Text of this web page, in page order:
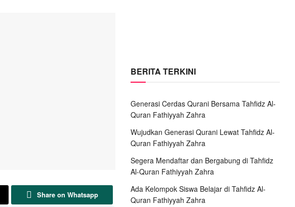
Share on Whatsapp
BERITA TERKINI
Generasi Cerdas Qurani Bersama Tahfidz Al-
Quran Fathiyyah Zahra
Wujudkan Generasi Qurani Lewat Tahfidz Al-
Quran Fathiyyah Zahra
Segera Mendaftar dan Bergabung di Tahfidz
Al-Quran Fathiyyah Zahra
Ada Kelompok Siswa Belajar di Tahfidz Al-
Quran Fathiyyah Zahra